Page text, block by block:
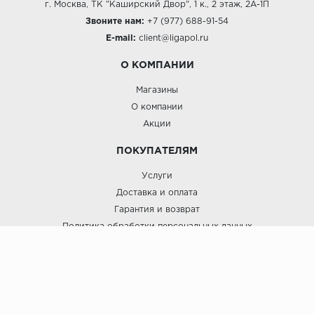
г. Москва, ТК "Каширский Двор", 1 к., 2 этаж, 2А-1П
Звоните нам: +7 (977) 688-91-54
E-mail: client@ligapol.ru
О КОМПАНИИ
Магазины
О компании
Акции
ПОКУПАТЕЛЯМ
Услуги
Доставка и оплата
Гарантия и возврат
Политика обработки персональных данных